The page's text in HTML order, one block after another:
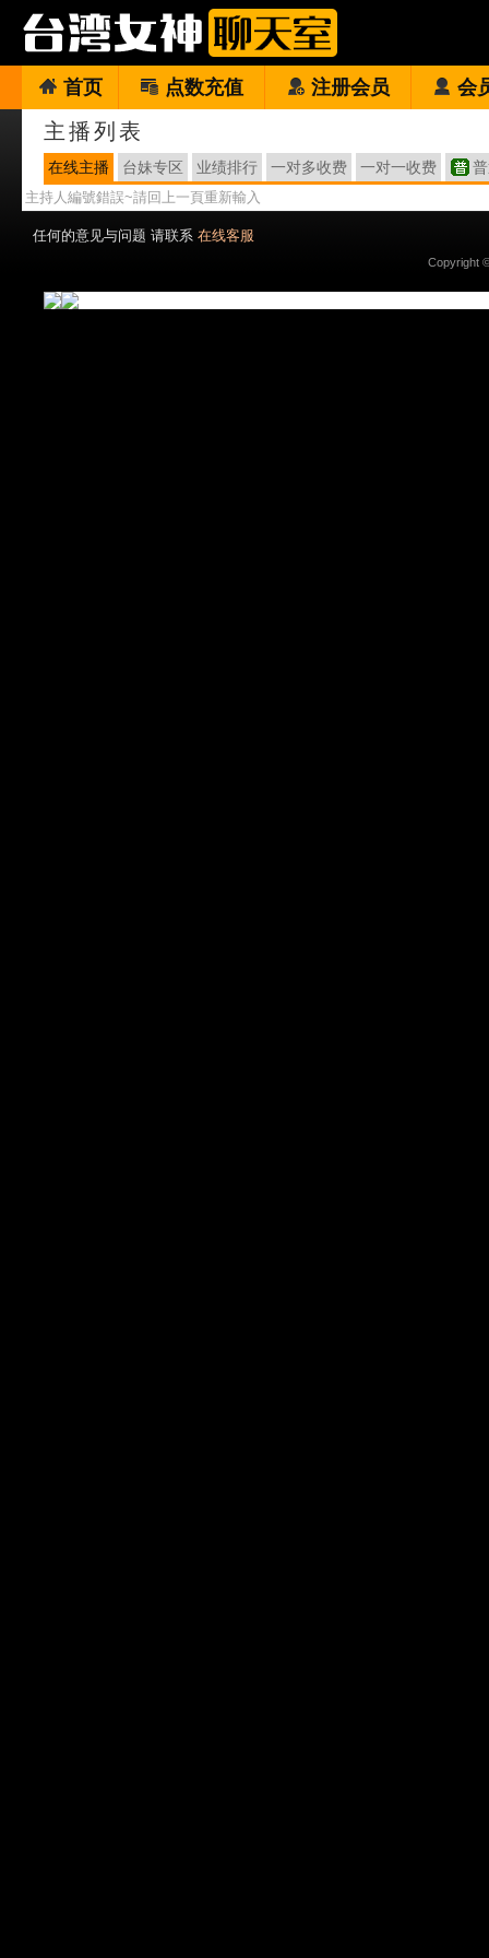
首页 点数充值 注册会员 会
主播列表
在线主播 台妹专区 业绩排行 一对多收费 一对一收费
主持人編號錯誤~請回上一頁重新輸入
任何的意见与问题 请联系 在线客服
Copyright